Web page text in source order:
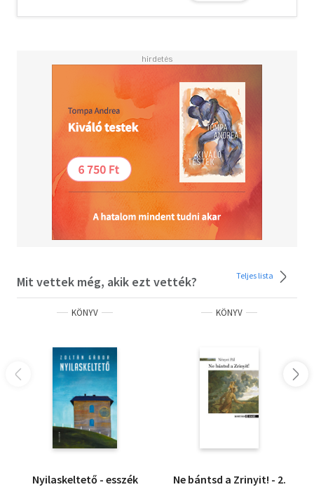
nagyhatalom a saját természeti erőforrásaihoz: amit csak
tud, kitermel belőle. Holtakon élősködni jövedelmező
mesterség. Ráadásul ők mindezt a fák egykedvű
jámborságával tűrik."
Olvasd el mások véleményét is!
Mit vettek még, akik ezt vették? Teljes lista
KÖNYV
Nyilaskeltető - esszék
KÖNYV
Ne bántsd a Zrinyit! - 2.